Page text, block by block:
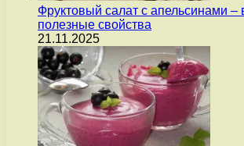
Фруктовый салат с апельсинами –
полезные свойства
21.11.2025